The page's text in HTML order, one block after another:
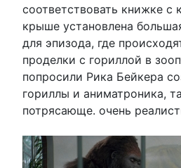
соответствовать книжке с
крыше установлена
для эпизода, где
проделки с гориллой в
попросили Рика Бейкера
гориллы и аниматроника,
потрясающе. очень